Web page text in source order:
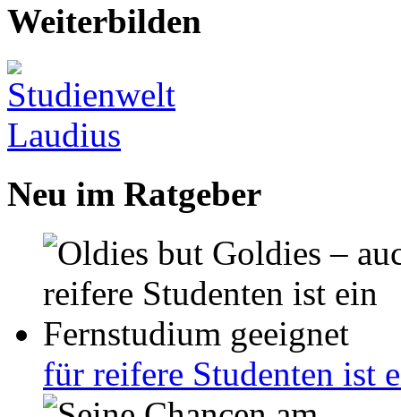
Weiterbilden
Neu im Ratgeber
für reifere Studenten ist